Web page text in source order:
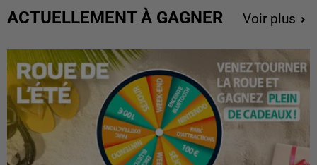
ACTUELLEMENT À GAGNER Voir plus